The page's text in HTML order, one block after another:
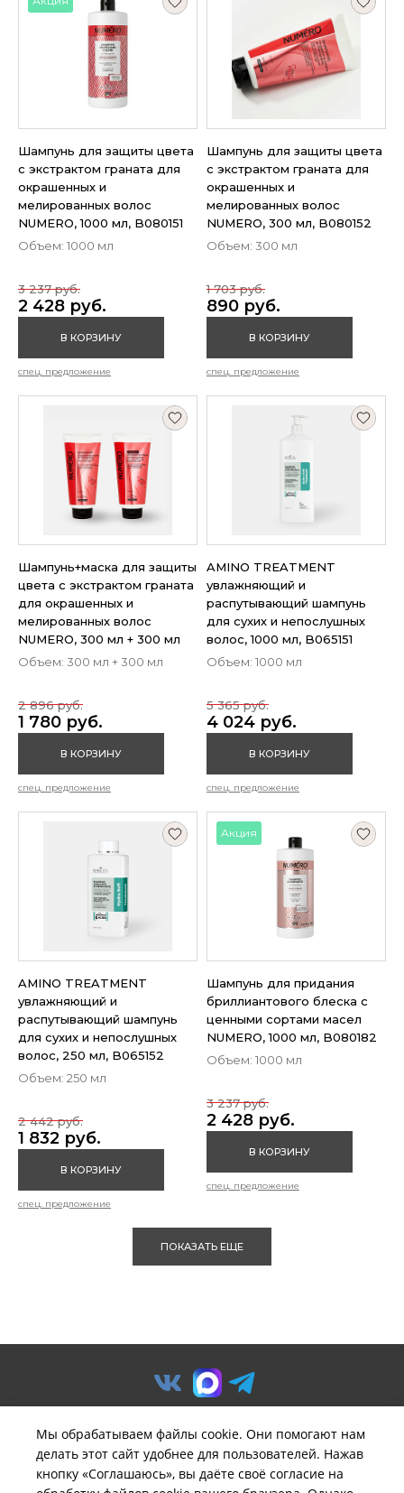
Шампунь для защиты цвета
с экстрактом граната для
окрашенных и
мелированных волос
NUMERO, 1000 мл, B080151
Объем: 1000 мл
2 428 руб.
3 237 руб.
В КОРЗИНУ
спец. предложение
Шампунь для защиты цвета
с экстрактом граната для
окрашенных и
мелированных волос
NUMERO, 300 мл, B080152
Объем: 300 мл
890 руб.
1 703 руб.
В КОРЗИНУ
спец. предложение
Шампунь+маска для защиты
цвета с экстрактом граната
для окрашенных и
мелированных волос
NUMERO, 300 мл + 300 мл
Объем: 300 мл + 300 мл
1 780 руб.
2 896 руб.
В КОРЗИНУ
спец. предложение
AMINO TREATMENT
увлажняющий и
распутывающий шампунь
для сухих и непослушных
волос, 1000 мл, B065151
Объем: 1000 мл
4 024 руб.
5 365 руб.
В КОРЗИНУ
спец. предложение
AMINO TREATMENT
увлажняющий и
распутывающий шампунь
для сухих и непослушных
волос, 250 мл, B065152
Объем: 250 мл
1 832 руб.
2 442 руб.
В КОРЗИНУ
спец. предложение
Акция
Шампунь для придания
бриллиантового блеска с
ценными сортами масел
NUMERO, 1000 мл, B080182
Объем: 1000 мл
2 428 руб.
3 237 руб.
В КОРЗИНУ
спец. предложение
ПОКАЗАТЬ ЕЩЕ
© ООО «Предприятие «Удача».
Политика обработки
Мы обрабатываем файлы cookie. Они помогают нам
делать этот сайт удобнее для пользователей. Нажав
кнопку «Соглашаюсь», вы даёте своё согласие на